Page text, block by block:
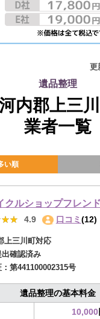
更
遺品整理
内郡上三
業者一覧
い順
クルショップフレンド
4.9 口コミ (12)
上三川町対応
確認済み
：第441100002315号
遺品整理の基本料金
10,000